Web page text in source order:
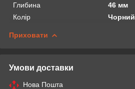
Глибина
46 мм
Колір
Чорний
Приховати
Умови доставки
Нова Пошта